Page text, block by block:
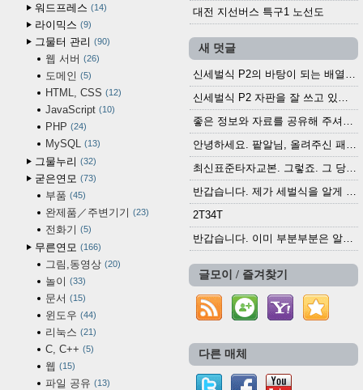
워드프레스 14
라이믹스 9
그물터 관리 90
웹 서버 26
도메인 5
HTML, CSS 12
JavaScript 10
PHP 24
MySQL 13
그물누리 32
굳은연모 73
부품 45
완제품／주변기기 23
전화기 5
무른연모 166
그림,동영상 20
놀이 33
문서 15
윈도우 44
리눅스 21
C, C++ 5
웹 15
파일 공유 13
대전 지선버스 특구1 노선도
새 덧글
최신표준타자교본. 그렇죠. 그 당시에 최신 표준...
2T34T
반갑습니다. 이미 부분부분은 알려진 정보들이...
글모이 / 즐겨찾기
다른 매체